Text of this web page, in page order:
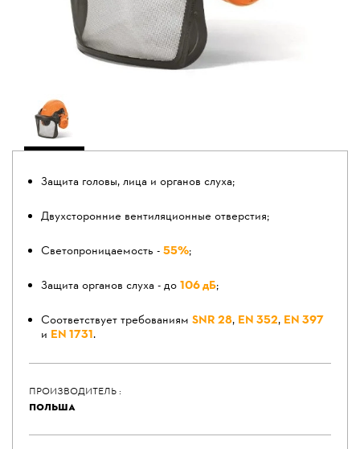
Защита головы, лица и органов слуха;
Двухсторонние вентиляционные отверстия;
Светопроницаемость -55%;
Защита органов слуха - до106 дБ;
Соответствует требованиям SNR 28, EN 352, EN 397
и EN 1731.
ПРОИЗВОДИТЕЛЬ :
ПОЛЬША